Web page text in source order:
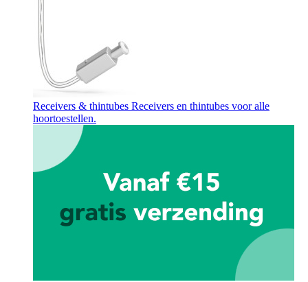
Receivers & thintubes Receivers en thintubes voor alle
hoortoestellen.